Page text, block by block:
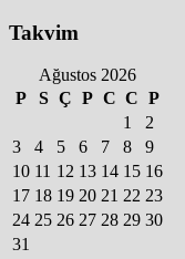
Takvim
Ağustos 2026
P
S Ç P C C P
1
2
3
4 5 6 7 8
9
10 11 12 13 14 15 16
17 18 19 20 21 22 23
24 25 26 27 28 29 30
31